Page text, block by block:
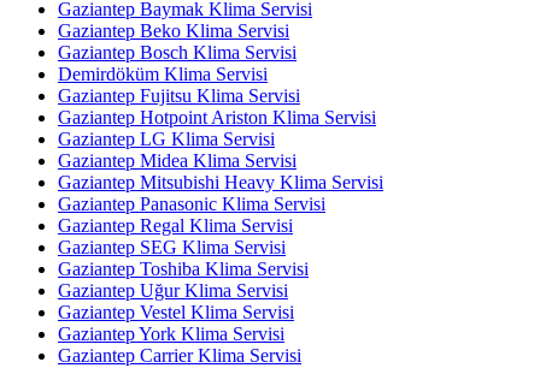
Gaziantep Baymak Klima Servisi
Gaziantep Beko Klima Servisi
Gaziantep Bosch Klima Servisi
Demirdöküm Klima Servisi
Gaziantep Fujitsu Klima Servisi
Gaziantep Hotpoint Ariston Klima Servisi
Gaziantep LG Klima Servisi
Gaziantep Midea Klima Servisi
Gaziantep Mitsubishi Heavy Klima Servisi
Gaziantep Panasonic Klima Servisi
Gaziantep Regal Klima Servisi
Gaziantep SEG Klima Servisi
Gaziantep Toshiba Klima Servisi
Gaziantep Uğur Klima Servisi
Gaziantep Vestel Klima Servisi
Gaziantep York Klima Servisi
Gaziantep Carrier Klima Servisi